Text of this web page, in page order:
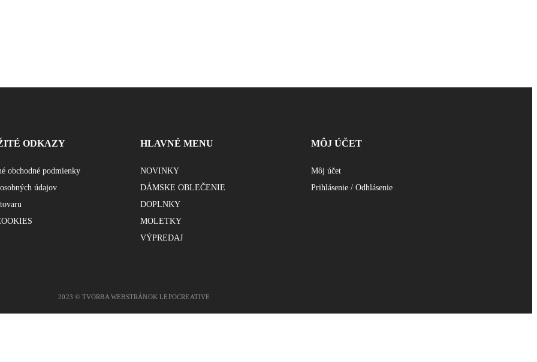
ODKAZY
obchodné podmienky
údajov
HLAVNÉ MENU
NOVINKY
DÁMSKE OBLEČENIE
DOPLNKY
MOLETKY
VÝPREDAJ
MÔJ ÚČET
Môj účet
Prihlásenie / Odhlásenie
2023 © TVORBA WEBSTRÁNOK LEPOCREATIVE